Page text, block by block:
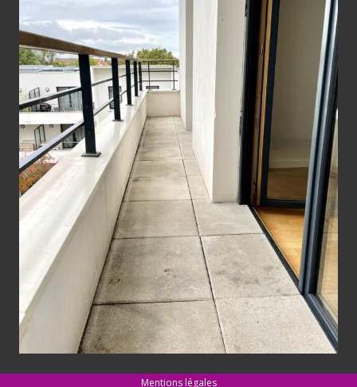
Mentions légales